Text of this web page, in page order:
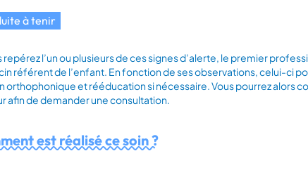
à tenir
repérez l’un ou plusieurs de ces signes d’alerte, le premier
référent de l’enfant. En fonction de ses observations, celui-ci
orthophonique et rééducation si nécessaire. Vous pourrez alors
afin de demander une consultation.
est réalisé ce soin ?